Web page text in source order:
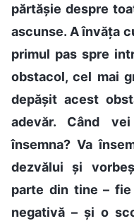
părtășie despre
ascunse. A învăța
primul pas spre
obstacol, cel mai
depășit acest
adevăr. Când
însemna? Va
dezvălui și
parte din tine – fie
negativă – și o